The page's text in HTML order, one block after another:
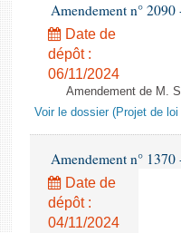
Amendement n° 2090
Date de
dépôt :
06/11/2024
Amendement de M.
Voir le dossier (Projet de
Amendement n° 1370
Date de
dépôt :
04/11/2024